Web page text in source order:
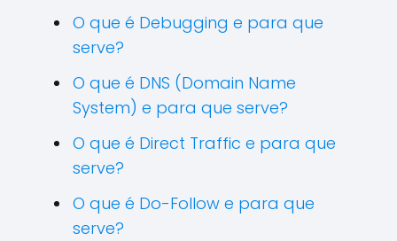
O que é Debugging e para que
serve?
O que é DNS (Domain Name
System) e para que serve?
O que é Direct Traffic e para que
serve?
O que é Do-Follow e para que
serve?